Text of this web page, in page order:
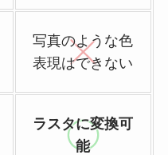
写真のような色
表現はできない
ラスタに変換可
能